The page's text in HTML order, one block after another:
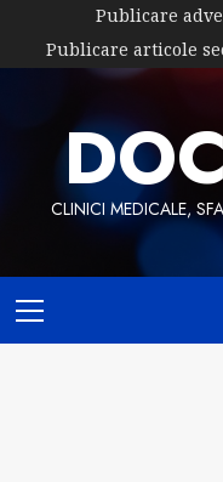
content
Publicare
Publicare articole
CLINICI MEDICALE,
Menu